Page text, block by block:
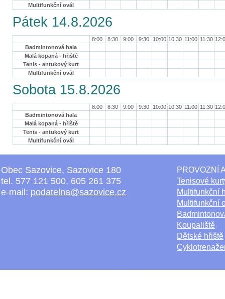
Multifunkční ovál
Pátek 14.8.2026
8:00 8:30 9:00 9:30 10:00 10:30 11:00 11:30
Badmintonová hala
Malá kopaná - hřiště
Tenis - antukový kurt
Multifunkční ovál
Sobota 15.8.2026
8:00 8:30 9:00 9:30 10:00 10:30 11:00 11:30
Badmintonová hala
Malá kopaná - hřiště
Tenis - antukový kurt
Multifunkční ovál
Obec Sazovice, Sazovice 180
tel. 577 121 500, 605 261 375
e-mail: podatelna@sazovice.cz
PROVOZNÍ
Tenisové
Multifunkční
Multifunkční
Koupaliště
Dětské hřiště